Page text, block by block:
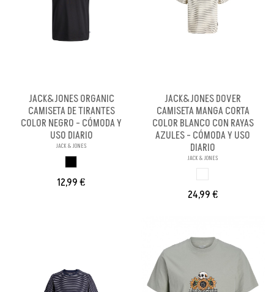
JACK&JONES ORGANIC
CAMISETA DE TIRANTES
COLOR NEGRO - CÓMODA Y
USO DIARIO
JACK & JONES
12,99 €
JACK&JONES DOVER
CAMISETA MANGA CORTA
COLOR BLANCO CON RAYAS
AZULES - CÓMODA Y USO
DIARIO
JACK & JONES
24,99 €